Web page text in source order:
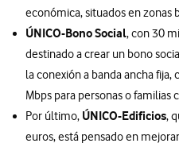
económica, situados en zonas
ÚNICO-Bono Social, con 30
destinado a crear un bono
la conexión a banda ancha
Mbps para personas o familias
Por último, ÚNICO-Edificios,
euros, está pensado en